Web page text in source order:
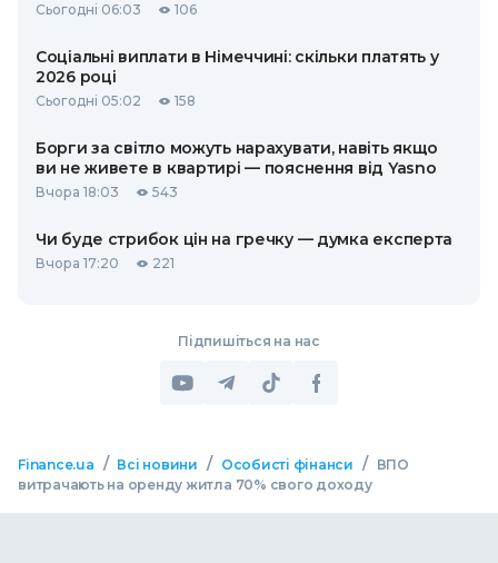
Сьогодні 06:03 106
Соціальні виплати в Німеччині: скільки платять у
2026 році
Сьогодні 05:02 158
Борги за світло можуть нарахувати, навіть якщо
ви не живете в квартирі — пояснення від Yasno
Вчора 18:03 543
Чи буде стрибок цін на гречку — думка експерта
Вчора 17:20 221
Підпишіться на нас
Finance.ua / Всі новини / Особисті фінанси /
ВПО
витрачають на оренду житла 70% свого доходу